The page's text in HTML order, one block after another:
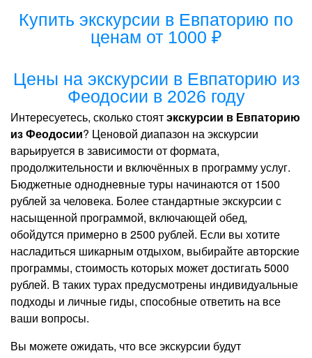
Купить экскурсии в Евпаторию по
ценам от 1000 ₽
Цены на экскурсии в Евпаторию из
Феодосии в 2026 году
Интересуетесь, сколько стоятэкскурсии в Евпаторию
из Феодосии? Ценовой диапазон на экскурсии
варьируется в зависимости от формата,
продолжительности и включённых в программу услуг.
Бюджетные однодневные туры начинаются от 1500
рублей за человека. Более стандартные экскурсии с
насыщенной программой, включающей обед,
обойдутся примерно в 2500 рублей. Если вы хотите
насладиться шикарным отдыхом, выбирайте авторские
программы, стоимость которых может достигать 5000
рублей. В таких турах предусмотрены индивидуальные
подходы и личные гиды, способные ответить на все
ваши вопросы.
Вы можете ожидать, что все экскурсии будут